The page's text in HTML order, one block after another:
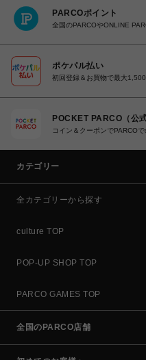
PARCOポイント
全国のPARCOやONLINE
ポケパル払い
初回登録＆お買物で最大
POCKET PARCO（公式
コイン＆クーポンでPARCO
カテゴリー
全カテゴリーから探す
culture TOP
POP-UP SHOP TOP
PARCO GAMES TOP
全国のPARCO店舗